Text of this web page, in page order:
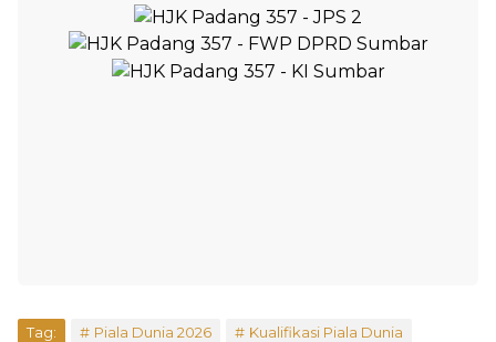
Tag: Piala Dunia 2026 Kualifikasi Piala Dunia